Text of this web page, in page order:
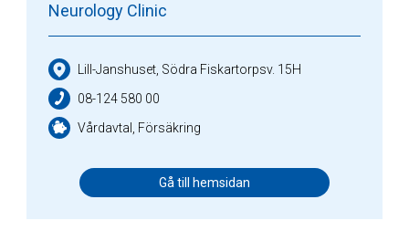
Neurology Clinic
Lill-Janshuset, Södra Fiskartorpsv. 15H
08-124 580 00
Vårdavtal, Försäkring
Gå till hemsidan